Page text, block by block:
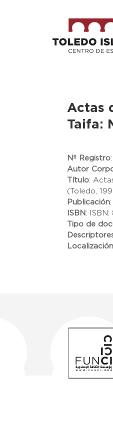
Actas
Taifa:
Nº Registro
Autor
Título:
(Toledo,
Publicación:
ISBN:
Tipo de